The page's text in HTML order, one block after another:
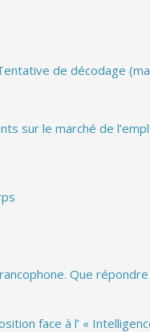
de décodage
sur le marché de
Que
face à l’ «